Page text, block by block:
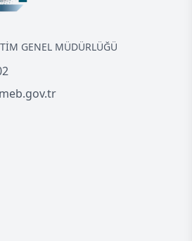
GENEL MÜDÜRLÜĞÜ